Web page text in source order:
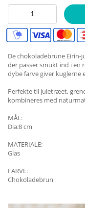
De chokoladebrune
der passer smukt ind i en
dybe farve giver kuglerne
Perfekte til juletræet,
kombineres med
MÅL:
Dia:8 cm
MATERIALE:
Glas
FARVE:
Chokoladebrun